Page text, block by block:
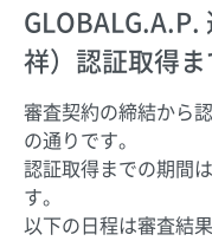
祥） 認証取得
審査契約の締結から
の通りです。
認証取得までの期間
す。
以下の日程は審査結